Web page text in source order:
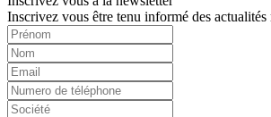
Inscrivez vous être tenu informé des actualités